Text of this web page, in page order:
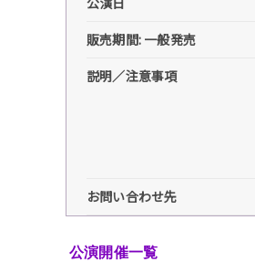
販売期間: 一般発売
説明／注意事項
お問い合わせ先
公演開催一覧